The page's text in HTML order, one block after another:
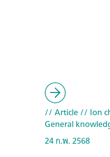
// Article// Ion
General
24 ก.พ. 2568